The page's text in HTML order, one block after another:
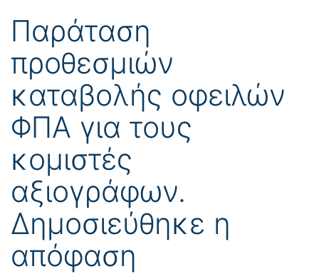
Παράταση
προθεσμιών
καταβολής οφειλών
ΦΠΑ για τους
κομιστές
αξιογράφων.
Δημοσιεύθηκε η
απόφαση